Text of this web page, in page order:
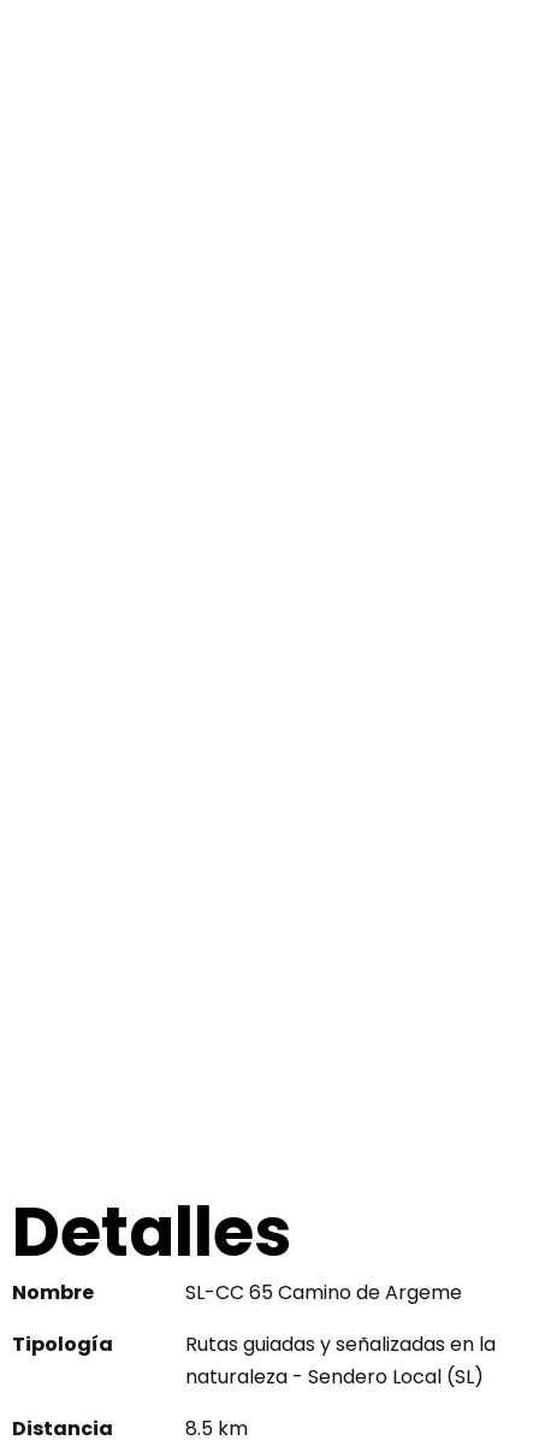
Detalles
Nombre
SL-CC 65 Camino de Argeme
Tipología
Rutas guiadas y señalizadas en la
naturaleza - Sendero Local (SL)
Distancia 8.5 km